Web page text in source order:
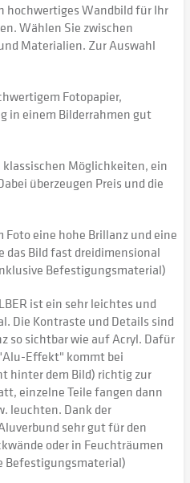
hochwertiges Wandbild für Ihr
Wählen Sie zwischen
Materialien. Zur Auswahl
Fotopapier,
in einem Bilderrahmen gut
klassischen Möglichkeiten, ein
überzeugen Preis und die
Foto eine hohe Brillanz und eine
Bild fast dreidimensional
Befestigungsmaterial)
ist ein sehr leichtes und
Die Kontraste und Details sind
so sichtbar wie auf Acryl. Dafür
Effekt" kommt bei
hinter dem Bild) richtig zur
einzelne Teile fangen dann
leuchten. Dank der
sehr gut für den
oder in Feuchträumen
Befestigungsmaterial)